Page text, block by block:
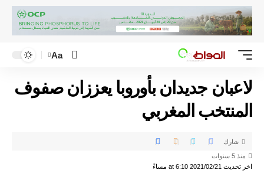
Aa
لاعبان جديدان بأوروبا يعززان صفوف
المنتخب المغربي
اخر تحديث 2021/02/21 at 6:10 مساءً
منذ 5 سنوات
شارك